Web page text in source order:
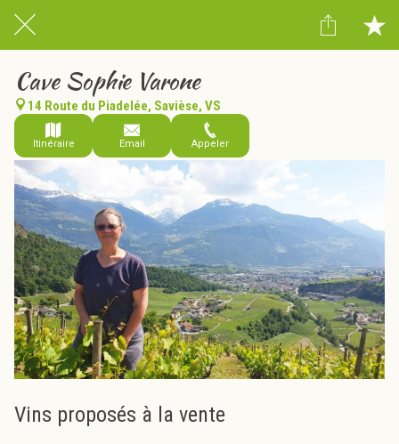
Cave Sophie Varone
14 Route du Piadelée, Savièse, VS
Itinéraire Email Appeler
Vins proposés à la vente